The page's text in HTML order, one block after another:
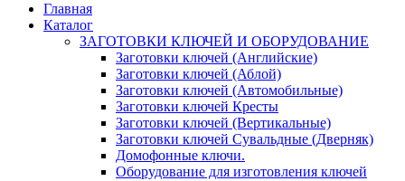
Главная
Каталог
ЗАГОТОВКИ КЛЮЧЕЙ И ОБОРУДОВАНИЕ
Заготовки ключей (Английские)
Заготовки ключей (Аблой)
Заготовки ключей (Автомобильные)
Заготовки ключей Кресты
Заготовки ключей (Вертикальные)
Заготовки ключей Сувальдные (Дверняк)
Домофонные ключи.
Оборудование для изготовления ключей